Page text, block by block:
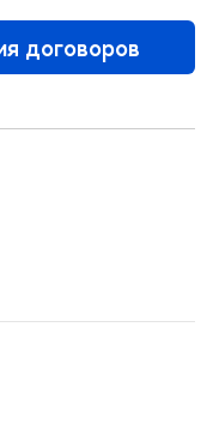
договоров